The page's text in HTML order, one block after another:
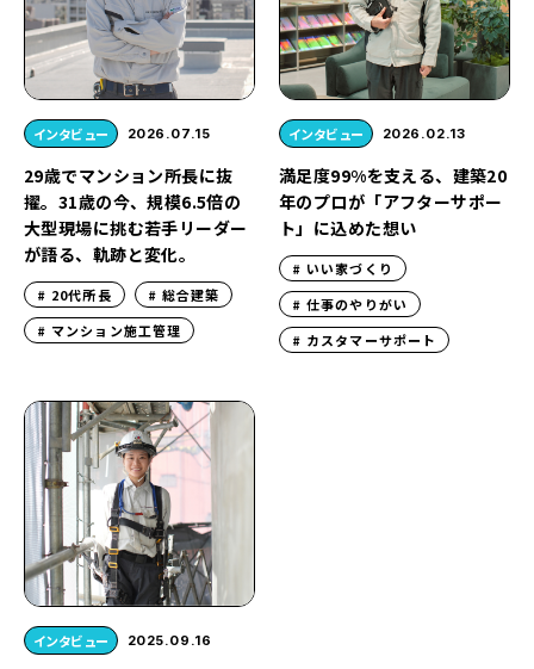
インタビュー 2026.07.15
29歳でマンション所長に抜
擢。31歳の今、規模6.5倍の
大型現場に挑む若手リーダー
が語る、軌跡と変化。
20代所長
総合建築
マンション施工管理
インタビュー 2026.02.13
満足度99%を支える、建築20
年のプロが「アフターサポー
ト」に込めた想い
いい家づくり
仕事のやりがい
カスタマーサポート
インタビュー 2025.09.16